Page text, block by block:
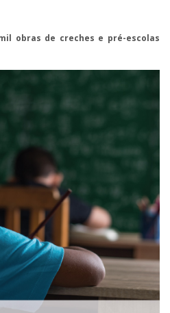
obras de creches e pré-escolas